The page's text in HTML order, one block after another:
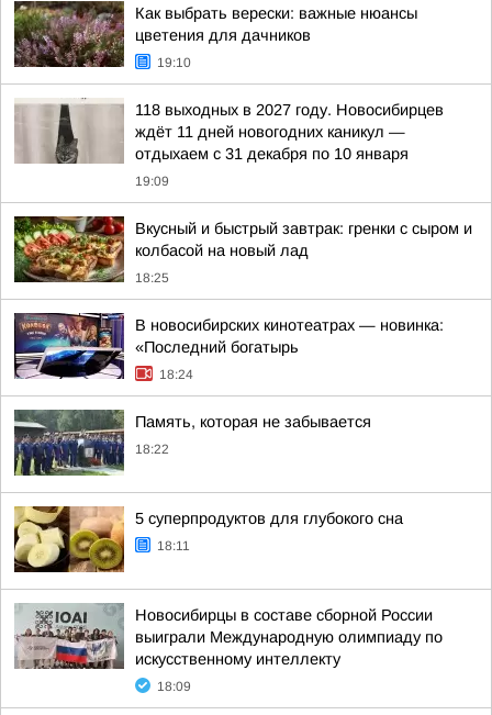
Как выбрать верески: важные нюансы
цветения для дачников
19:10
118 выходных в 2027 году. Новосибирцев
ждёт 11 дней новогодних каникул —
отдыхаем с 31 декабря по 10 января
19:09
Вкусный и быстрый завтрак: гренки с сыром и
колбасой на новый лад
18:25
В новосибирских кинотеатрах — новинка:
«Последний богатырь
18:24
Память, которая не забывается
18:22
5 суперпродуктов для глубокого сна
18:11
Новосибирцы в составе сборной России
выиграли Международную олимпиаду по
искусственному интеллекту
18:09